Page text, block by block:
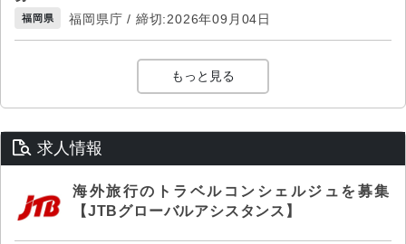
福岡県 福岡県庁 / 締切:2026年09月04日
もっと見る
求人情報
海外旅行のトラベルコンシェルジュを募集
【JTBグローバルアシスタンス】